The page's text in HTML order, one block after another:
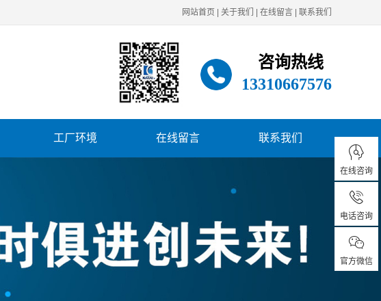
网站首页 关于我们 在线留言 联系我们
咨询热线
13310667576
工厂环境 在线留言 联系我们
在线咨询
电话咨询
官方微信